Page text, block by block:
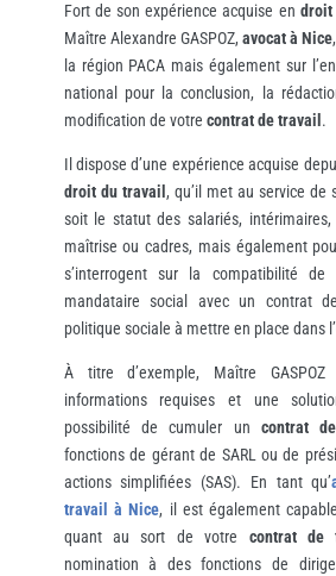
Fort de son expérience acquise en droit
Maître Alexandre GASPOZ, avocat à Nice
la région PACA mais également sur
national pour la conclusion, la
modification de votre contrat de travail .
Il dispose d’une expérience acquise
droit du travail , qu’il met au service de
soit le statut des salariés, intérimaires,
maîtrise ou cadres, mais également
s’interrogent sur la compatibilité de
mandataire social avec un contrat
politique sociale à mettre en place dans
À titre d’exemple, Maître
informations requises et une
possibilité de cumuler un contrat
fonctions de gérant de SARL ou de
actions simplifiées (SAS). En tant qu’
travail à Nice, il est également
quant au sort de votre contrat de
nomination à des fonctions de